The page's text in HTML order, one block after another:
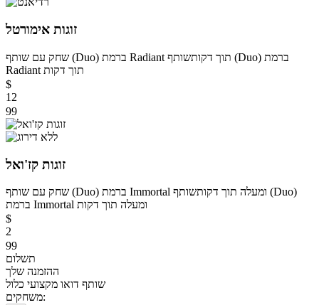
זוגות אימורטל
שחק עם שותף (Duo) ברמת Radiant תוך דקותשותף (Duo) ברמת
Radiant תוך דקות
$
12
99
זוגות קז'ואל
שחק עם שותף (Duo) ברמת Immortal ומעלה תוך דקותשותף (Duo)
ברמת Immortal ומעלה תוך דקות
$
2
99
תשלום
ההזמנה שלך
שותף דואו מקצועי כלול
משחקים: